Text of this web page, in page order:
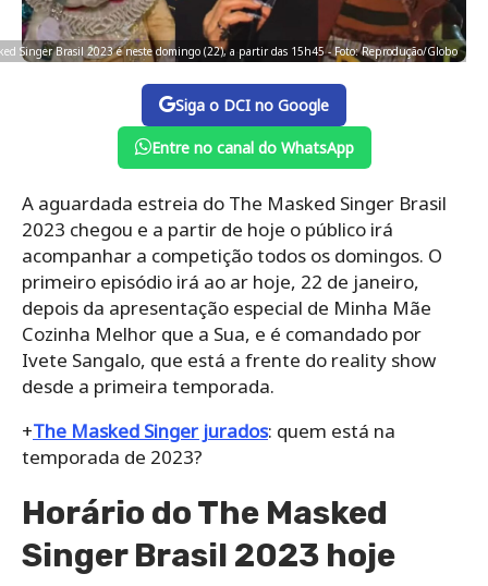
Singer Brasil 2023 é neste domingo (22), a partir das 15h45 - Foto: Reprodução/Globo
Siga o DCI no Google
Entre no canal do WhatsApp
A aguardada estreia do The Masked Singer Brasil
2023 chegou e a partir de hoje o público irá
acompanhar a competição todos os domingos. O
primeiro episódio irá ao ar hoje, 22 de janeiro,
depois da apresentação especial de Minha Mãe
Cozinha Melhor que a Sua, e é comandado por
Ivete Sangalo, que está a frente do reality show
desde a primeira temporada.
+The Masked Singer jurados: quem está na
temporada de 2023?
Horário do The Masked
Singer Brasil 2023 hoje